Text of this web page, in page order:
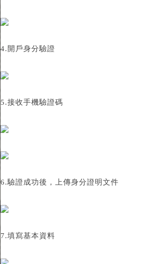
4.開戶身分驗證
5.接收手機驗證碼
6.驗證成功後，上傳身分證明文件
7.填寫基本資料